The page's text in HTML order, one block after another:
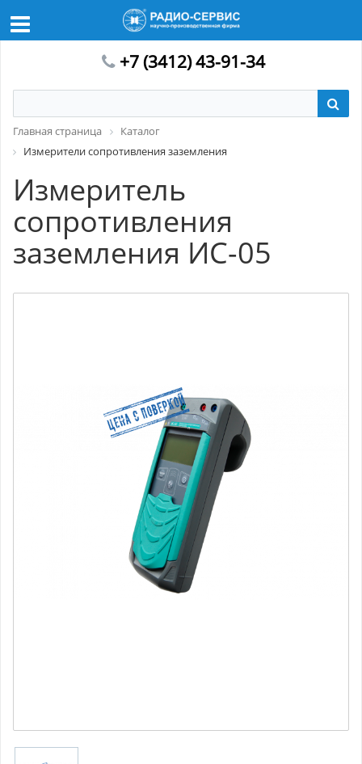
+7 (3412) 43-91-34
Главная страница
Каталог
Измерители сопротивления заземления
Измеритель
сопротивления
заземления ИС-05